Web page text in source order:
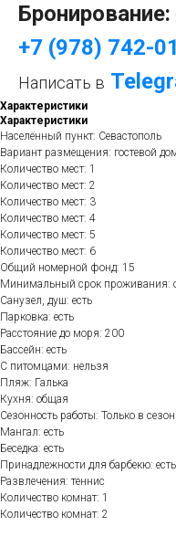
Бронирование:
+7 (978) 742-
Написать в
Характеристики
Характеристики
Населённый пункт: Севастополь
Вариант размещения: гостевой
Количество мест: 1
Количество мест: 2
Количество мест: 3
Количество мест: 4
Количество мест: 5
Количество мест: 6
Общий номерной фонд: 15
Минимальный срок проживания:
Санузел, душ: есть
Парковка: есть
Расстояние до моря: 200
Бассейн: есть
С питомцами: нельзя
Пляж: Галька
Кухня: общая
Сезонность работы: Только в сезон
Мангал: есть
Беседка: есть
Принадлежности для барбекю: есть
Развлечения: теннис
Количество комнат: 1
Количество комнат: 2